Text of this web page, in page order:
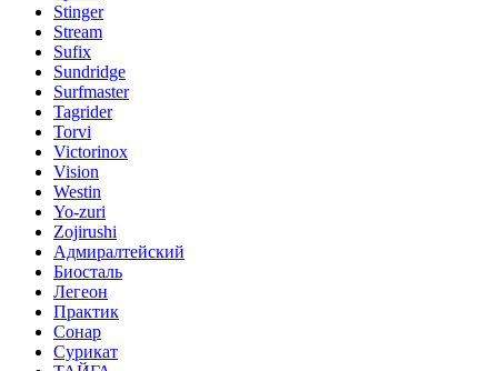
Stinger
Stream
Sufix
Sundridge
Surfmaster
Tagrider
Torvi
Victorinox
Vision
Westin
Yo-zuri
Zojirushi
Адмиралтейский
Биосталь
Легеон
Практик
Сонар
Сурикат